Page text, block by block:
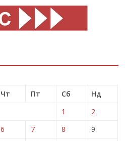
Чт Пт Сб
Нд
1
2
6 7 8
9